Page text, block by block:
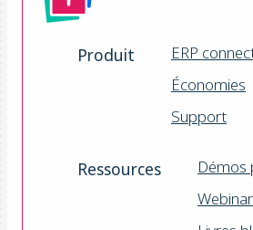
Produit
ERP
Économies
Support
Ressources
Démos